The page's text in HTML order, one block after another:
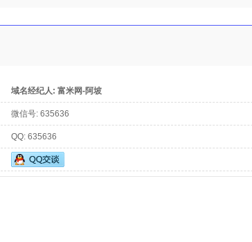
域名经纪人: 富米网-阿坡
微信号: 635636
QQ: 635636